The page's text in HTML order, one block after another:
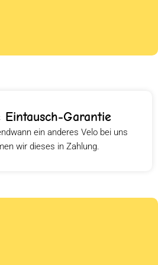
Eintausch-Garantie
ein anderes Velo bei uns
wir dieses in Zahlung.